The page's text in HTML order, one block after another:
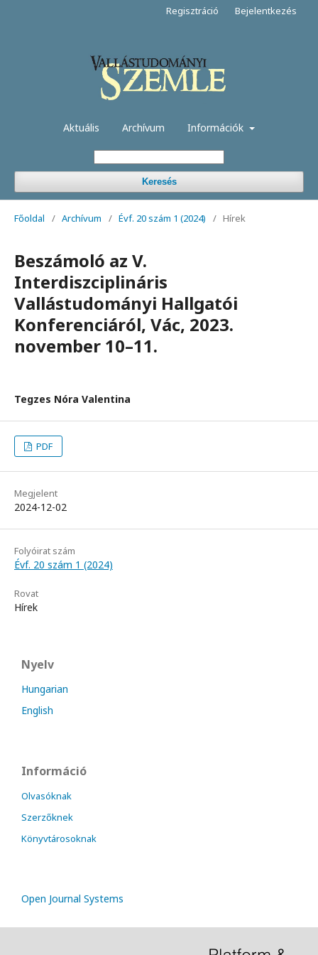
Aktuális Archívum Információk
Keresés
Regisztráció Bejelentkezés
Főoldal / Archívum / Évf. 20 szám 1 (2024) / Hírek
Beszámoló az V.
Interdiszciplináris
Vallástudományi Hallgatói
Konferenciáról, Vác, 2023.
november 10–11.
Tegzes Nóra Valentina
PDF
Megjelent
2024-12-02
Folyóirat szám
Évf. 20 szám 1 (2024)
Rovat
Hírek
Nyelv
Hungarian
English
Információ
Olvasóknak
Szerzőknek
Könyvtárosoknak
Open Journal Systems